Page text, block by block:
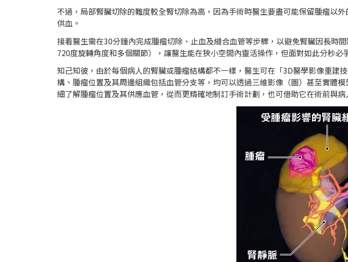
不過，局部腎臟切除的難度較全腎切除為高，因為手術時醫生要盡可能保留腫瘤以
供血。
接着醫生需在30分鐘內完成腫瘤切除、止血及縫合血管等步驟，以避免腎臟因長時
720度旋轉角度和多個關節），讓醫生能在狹小空間內靈活操作，但面對如此分秒必
知己知彼，由於每個病人的腎臟或腫瘤結構都不一樣，醫生可在「3D醫學影像重建
構、腫瘤位置及其周邊組織包括血管分支等，均可以透過三維影像（圖）甚至實體
細了解腫瘤位置及其供應血管，從而更精確地制訂手術計劃，也可借助它在術前與病